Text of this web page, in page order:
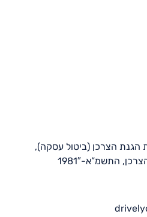
הצרכן (ביטול עסקה),